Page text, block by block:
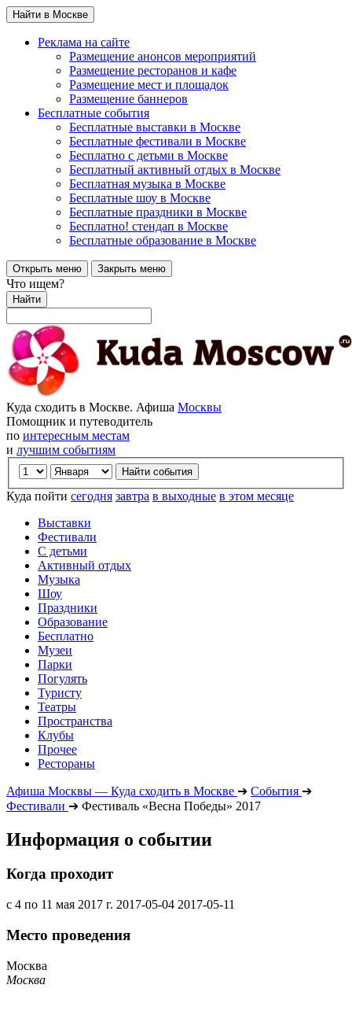
Найти в Москве
Реклама на сайте
Размещение анонсов мероприятий
Размещение ресторанов и кафе
Размещение мест и площадок
Размещение баннеров
Бесплатные события
Бесплатные выставки в Москве
Бесплатные фестивали в Москве
Бесплатно с детьми в Москве
Бесплатный активный отдых в Москве
Бесплатная музыка в Москве
Бесплатные шоу в Москве
Бесплатные праздники в Москве
Бесплатно! стендап в Москве
Бесплатные образование в Москве
Открыть меню Закрыть меню
Что ищем?
Найти
Куда сходить в Москве. Афиша Москвы
Помощник и путеводитель
по интересным местам
и лучшим событиям
Куда пойти сегодня завтра в выходные в этом месяце
Выставки
Фестивали
С детьми
Активный отдых
Музыка
Шоу
Праздники
Образование
Бесплатно
Музеи
Парки
Погулять
Туристу
Театры
Пространства
Клубы
Прочее
Рестораны
Афиша Москвы — Куда сходить в Москве ➔ События ➔
Фестивали ➔ Фестиваль «Весна Победы» 2017
Информация о событии
Когда проходит
с 4 по 11 мая 2017 г. 2017-05-04 2017-05-11
Место проведения
Москва
Москва